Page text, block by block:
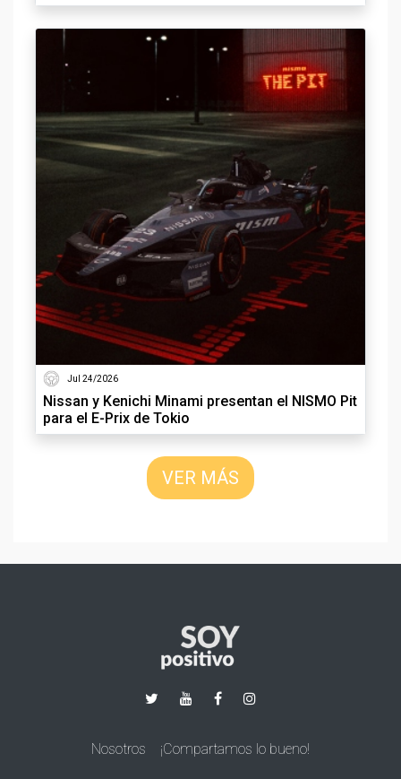
Jul 24/2026
Nissan y Kenichi Minami presentan el NISMO Pit
para el E-Prix de Tokio
VER MÁS
Nosotros ¡Compartamos lo bueno!